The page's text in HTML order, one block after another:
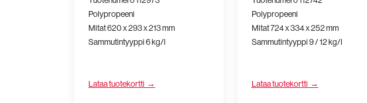
Polypropeeni
Mitat620 x 293 x 213mm
Sammutintyyppi 6 kg/l
Lataa tuotekortti →
Polypropeeni
Mitat724 x 334 x 252mm
Sammutintyyppi 9 / 12 kg/l
Lataa tuotekortti →